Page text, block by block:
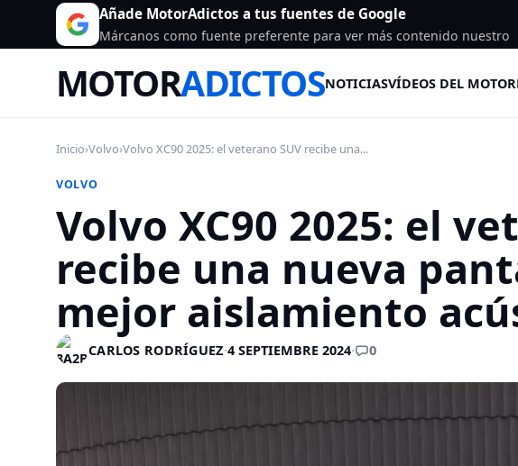
Añade MotorAdictos a tus fuentes de Google
Márcanos como fuente preferente para ver más contenido nuestro
MOTORADICTOSNOTICIASVÍDEOS DEL MOTOR
Inicio›Volvo›Volvo XC90 2025: el veterano SUV recibe una...
VOLVO
Volvo XC90 2025: el
recibe una nueva
mejor aislamiento
CARLOS RODRÍGUEZ·4 SEPTIEMBRE 2024· 0